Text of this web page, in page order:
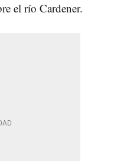
el río Cardener.